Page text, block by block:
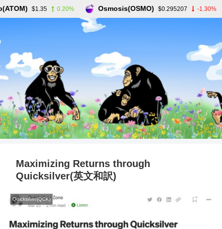
Maximizing Returns through
Quicksilver(英文和訳)
Quicksilver(QCK)
$1.35 0.20% Osmosis(OSMO) $0.295207 -1.30%